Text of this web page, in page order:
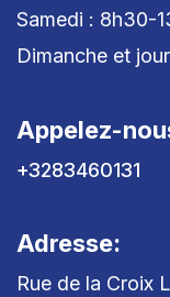
Samedi : 8h30-
Dimanche et
Appelez-
+3283460131
Adresse:
Rue de la Croix